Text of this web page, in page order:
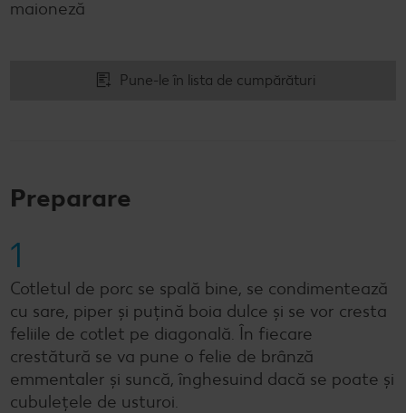
maioneză
Pune-le în lista de cumpărături
Preparare
1
Cotletul de porc se spală bine, se condimentează
cu sare, piper și puțină boia dulce și se vor cresta
feliile de cotlet pe diagonală. În fiecare
crestătură se va pune o felie de brânză
emmentaler și suncă, înghesuind dacă se poate și
cubulețele de usturoi.